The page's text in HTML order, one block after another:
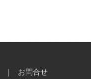
| お問合せ